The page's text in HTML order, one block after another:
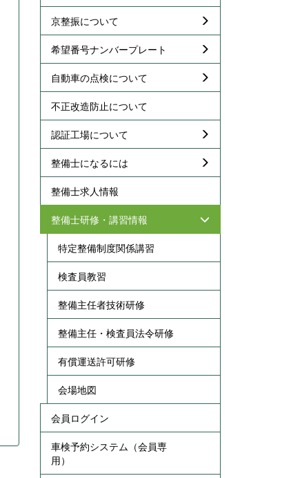
京整振について
希望番号ナンバープレート
自動車の点検について
不正改造防止について
認証工場について
整備士になるには
整備士求人情報
整備士研修・講習情報
特定整備制度関係講習
検査員教習
整備主任者技術研修
整備主任・検査員法令研修
有償運送許可研修
会場地図
会員ログイン
車検予約システム（会員専
用）